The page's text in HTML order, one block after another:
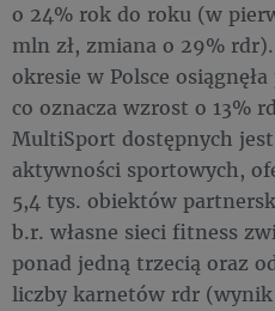
o 24% rok do roku (w
mln zł, zmiana o 29%
okresie w Polsce
co oznacza wzrost o 13%
MultiSport dostępnych
aktywności sportowych,
5,4 tys. obiektów
b.r. własne sieci fitness
ponad jedną trzecią oraz
liczby karnetów rdr